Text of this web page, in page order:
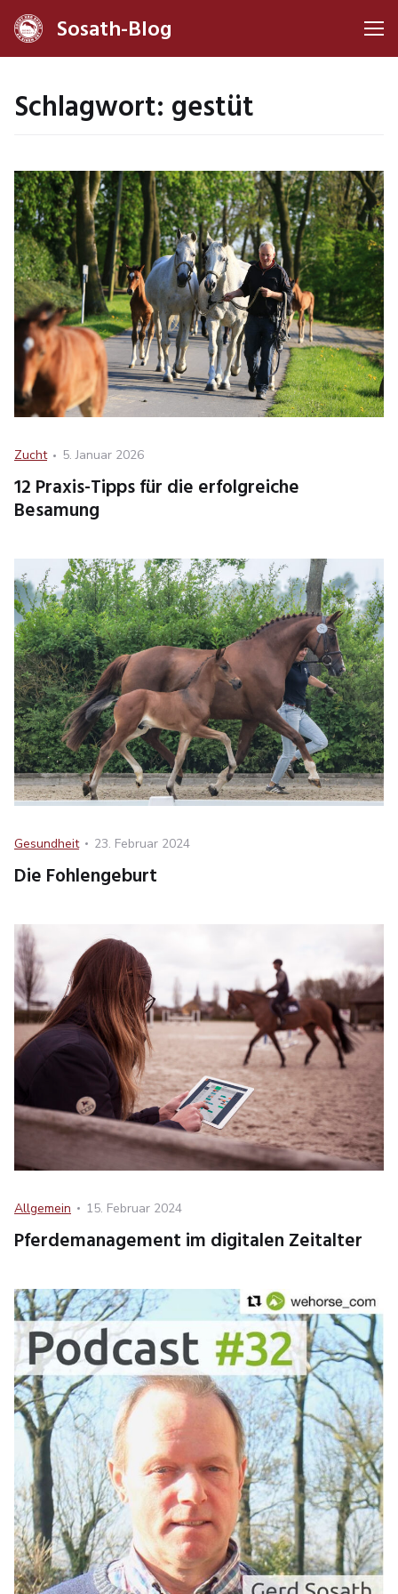
Sosath-Blog
Schlagwort: gestüt
Category
Zucht
Posted
5. Januar 2026
12 Praxis-Tipps für die erfolgreiche
Besamung
Category
Gesundheit
Posted
23. Februar 2024
Die Fohlengeburt
Category
Allgemein
Posted
15. Februar 2024
Pferdemanagement im digitalen Zeitalter